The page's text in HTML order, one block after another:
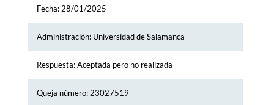
Fecha: 28/01/2025
Administración: Universidad de Salamanca
Respuesta: Aceptada pero no realizada
Queja número: 23027519